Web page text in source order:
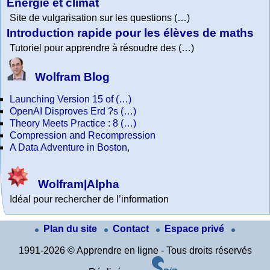
Energie et climat
Site de vulgarisation sur les questions (…)
Introduction rapide pour les élèves de maths
Tutoriel pour apprendre à résoudre des (…)
Wolfram Blog
Launching Version 15 of (…)
OpenAI Disproves Erd ?s (…)
Theory Meets Practice : 8 (…)
Compression and Recompression
A Data Adventure in Boston,
Wolfram|Alpha
Idéal pour rechercher de l’information
Plan du site Contact Espace privé
1991-2026 © Apprendre en ligne - Tous droits réservés